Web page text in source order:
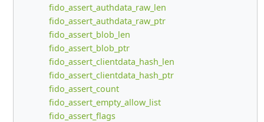
fido_assert_authdata_raw_len
fido_assert_authdata_raw_ptr
fido_assert_blob_len
fido_assert_blob_ptr
fido_assert_clientdata_hash_len
fido_assert_clientdata_hash_ptr
fido_assert_count
fido_assert_empty_allow_list
fido_assert_flags